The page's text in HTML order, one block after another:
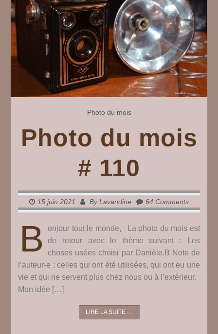
Photo du mois
Photo du mois
# 110
15 juin 2021 ByLavandine 64 Comments
B
onjour tout le monde, La photo du mois est
de retour avec le thème suivant : Les
choses usées choisi par Danièle.B Note de
l’auteur-e : celles qui ont été utilisées, qui ont eu une
vie et qui ne servent plus chez nous ou à l’extérieur.
Mon idée […]
LIRE LA SUITE ....